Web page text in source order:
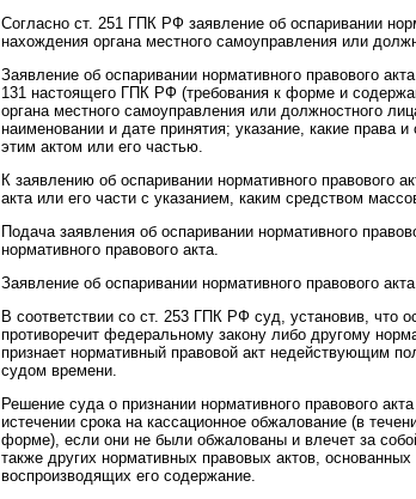
Согласно ст. 251 ГПК РФ заявление об оспаривании
нахождения органа местного самоуправления или
Заявление об оспаривании нормативного правового
131 настоящего ГПК РФ (требования к форме и
органа местного самоуправления или должностного
наименовании и дате принятия; указание, какие права
этим актом или его частью.
К заявлению об оспаривании нормативного правового
акта или его части с указанием, каким средством
Подача заявления об оспаривании нормативного
нормативного правового акта.
Заявление об оспаривании нормативного правового
В соответствии со ст. 253 ГПК РФ суд, установив, что
противоречит федеральному закону либо другому
признает нормативный правовой акт недействующим
судом времени.
Решение суда о признании нормативного правового
истечении срока на кассационное обжалование (в
форме), если они не были обжалованы и влечет за
также других нормативных правовых актов,
воспроизводящих его содержание.